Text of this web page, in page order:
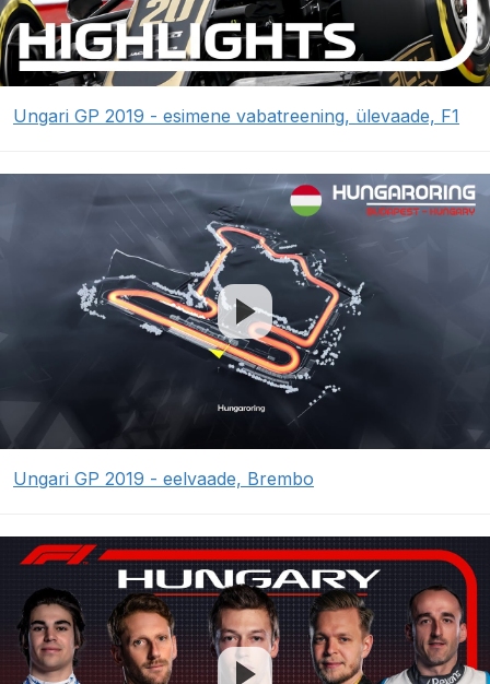
Ungari GP 2019 - esimene vabatreening, ülevaade, F1
Ungari GP 2019 - eelvaade, Brembo